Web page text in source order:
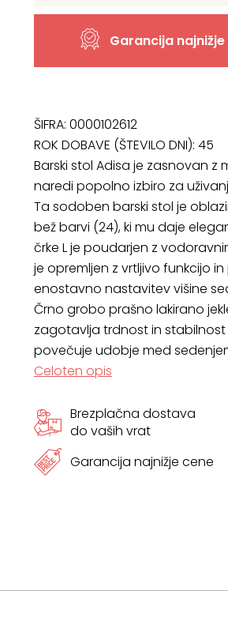
Garancija
ŠIFRA: 0000102612
ROK DOBAVE (ŠTEVILO DNI): 45
Barski stol Adisa je zasnovan z
naredi popolno izbiro za
Ta sodoben barski stol je
bež barvi (24), ki mu daje
črke L je poudarjen z
je opremljen z vrtljivo funkcijo
enostavno nastavitev višine
Črno grobo prašno lakirano
zagotavlja trdnost in
povečuje udobje med
Celoten opis
Brezplačna dostava
do vaših vrat
Garancija najnižje cene